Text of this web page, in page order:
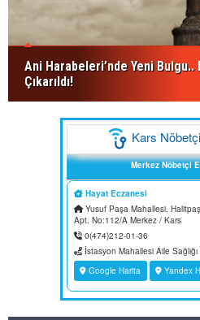
Ani Harabeleri’nde Yeni
Çıkarıldı!